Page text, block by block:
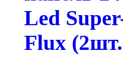
Led
Flux